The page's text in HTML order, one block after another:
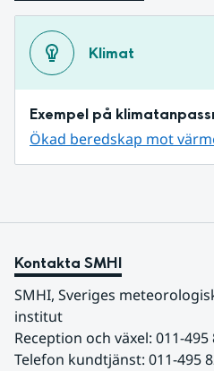
Klimat
Exempel på
Ökad beredskap mot
Kontakta SMHI
SMHI, Sveriges
institut
Reception och växel: 011-495
Telefon kundtjänst: 011-495